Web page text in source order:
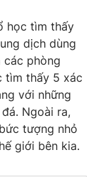
học tìm thấy
dịch dùng
các phòng
tìm thấy 5 xác
với những
Ngoài ra,
tượng nhỏ
giới bên kia.